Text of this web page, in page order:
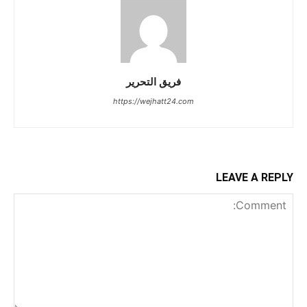
فريق التحرير
https://wejhatt24.com
LEAVE A REPLY